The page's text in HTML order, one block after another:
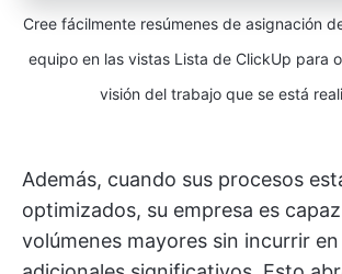
Cree fácilmente resúmenes de asignación
equipo en las vistas Lista de ClickUp para
visión del trabajo que se está
Además, cuando sus procesos
optimizados, su empresa es
volúmenes mayores sin incurrir